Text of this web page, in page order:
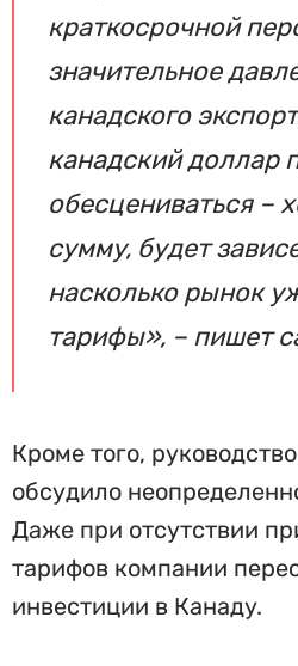
краткосрочной
значительное
канадского
канадский доллар
обесцениваться –
сумму, будет
насколько рынок
тарифы», – пишет
Кроме того,
обсудило
Даже при отсутствии
тарифов компании
инвестиции в Канаду.